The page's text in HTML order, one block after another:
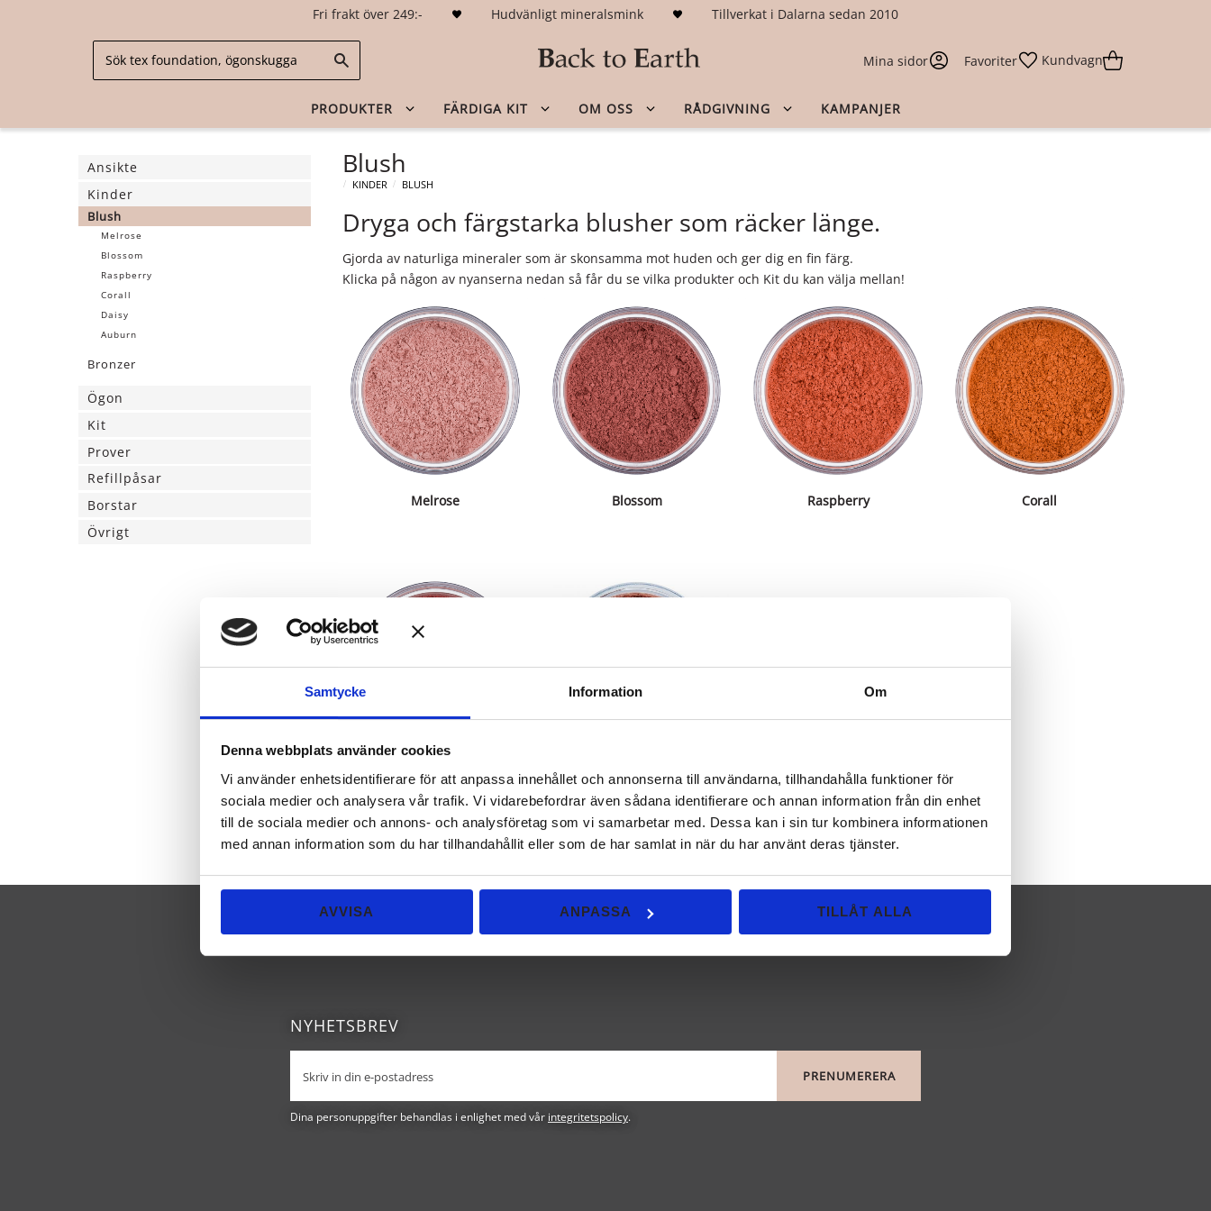
Samtycke Information Om
Denna webbplats använder cookies
Vi använder enhetsidentifierare för att anpassa innehållet och annonserna till användarna, tillhandahålla funktioner för
sociala medier och analysera vår trafik. Vi vidarebefordrar även sådana identifierare och annan information från din enhet
till de sociala medier och annons- och analysföretag som vi samarbetar med. Dessa kan i sin tur kombinera informationen
med annan information som du har tillhandahållit eller som de har samlat in när du har använt deras tjänster.
AVVISA ANPASSA TILLÅT ALLA
Fri frakt över 249:- Hudvänligt mineralsmink Tillverkat i Dalarna sedan 2010
Mina sidor Favoriter Kundvagn
PRODUKTER FÄRDIGA KIT OM OSS RÅDGIVNING KAMPANJER
Blush
KINDER BLUSH
Dryga och färgstarka blusher som räcker länge.
Gjorda av naturliga mineraler som är skonsamma mot huden och ger dig en fin färg.
Klicka på någon av nyanserna nedan så får du se vilka produkter och Kit du kan välja mellan!
Melrose Blossom Raspberry Corall
Daisy Auburn
Ansikte
Kinder
Blush
Melrose
Blossom
Raspberry
Corall
Daisy
Auburn
Bronzer
Ögon
Kit
Prover
Refillpåsar
Borstar
Övrigt
NYHETSBREV
PRENUMERERA
Dina personuppgifter behandlas i enlighet med vår integritetspolicy.